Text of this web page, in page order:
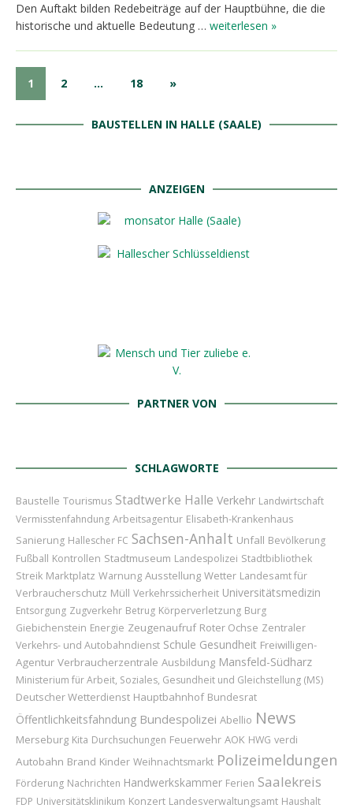
Den Auftakt bilden Redebeiträge auf der Hauptbühne, die die
historische und aktuelle Bedeutung … weiterlesen »
1 2 … 18 »
BAUSTELLEN IN HALLE (SAALE)
ANZEIGEN
PARTNER VON
SCHLAGWORTE
Baustelle Tourismus Stadtwerke Halle Verkehr Landwirtschaft
Vermisstenfahndung Arbeitsagentur Elisabeth-Krankenhaus
Sanierung Hallescher FC Sachsen-Anhalt Unfall Bevölkerung
Fußball Kontrollen Stadtmuseum Landespolizei Stadtbibliothek
Streik Marktplatz Warnung Ausstellung Wetter Landesamt für
Verbraucherschutz Müll Verkehrssicherheit Universitätsmedizin
Entsorgung Zugverkehr Betrug Körperverletzung Burg
Giebichenstein Energie Zeugenaufruf Roter Ochse Zentraler
Verkehrs- und Autobahndienst Schule Gesundheit Freiwilligen-
Agentur Verbraucherzentrale Ausbildung Mansfeld-Südharz
Ministerium für Arbeit, Soziales, Gesundheit und Gleichstellung (MS)
Deutscher Wetterdienst Hauptbahnhof Bundesrat
Öffentlichkeitsfahndung Bundespolizei Abellio News
Merseburg Kita Durchsuchungen Feuerwehr AOK HWG verdi
Autobahn Brand Kinder Weihnachtsmarkt Polizeimeldungen
Förderung Nachrichten Handwerkskammer Ferien Saalekreis
FDP Universitätsklinikum Konzert Landesverwaltungsamt Haushalt